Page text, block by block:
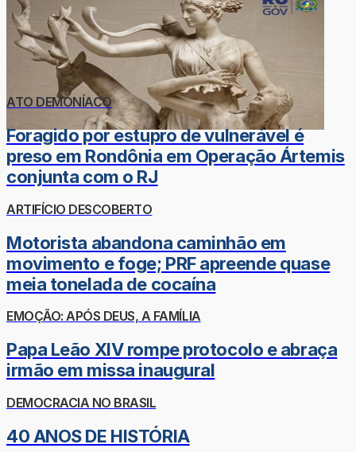
ATO DEMONÍACO
Foragido por estupro de vulnerável é
preso em Rondônia em Operação Ártemis
conjunta com o RJ
ARTIFÍCIO DESCOBERTO
Motorista abandona caminhão em
movimento e foge; PRF apreende quase
meia tonelada de cocaína
EMOÇÃO: APÓS DEUS, A FAMÍLIA
Papa Leão XIV rompe protocolo e abraça
irmão em missa inaugural
DEMOCRACIA NO BRASIL
40 ANOS DE HISTÓRIA